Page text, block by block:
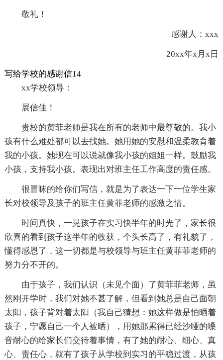
敬礼！
感谢人：xxx
20xx年x月x日
写给学校的感谢信14
xx学校领导：
展信佳！
贵校的黄菲老师是我在所有的老师中最尊敬的。我小
孩有什么难处都可以去找她。她用她的安慰和温柔教育着
我的小孩。她现在可以说就像我小孩的姐姐一样。鼓励我
小孩，支持我小孩。表现出对班主任工作高度的责任感。
很冒昧的给你们写信，就是为了表达一下一位学生家
长对校领导及孩子的班主任黄菲老师的感激之情。
时间真快，一晃孩子在实习快半年的时光了，家长很
欣喜的看到孩子这半年的收获，个头长高了，有礼貌了，
懂得感恩了，这一切都是与校领导与班主任黄菲菲老师的
努力分不开的。
由于孩子，我们认识（未见个面）了黄菲菲老师，虽
然刚开学时，我们对她不甚了解，但看到她总是自己面朝
太阳，孩子背对着太阳（我自己猜想：她这样做是怕晒着
孩子，宁愿自己一个人被晒），用她那累得已经沙哑的嗓
音耐心的给家长们交待着事情，有了她的耐心、细心、真
心、责任心，就有了孩子从学校到实习的平稳过渡，从孩